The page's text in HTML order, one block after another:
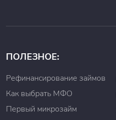
ПОЛЕЗНОЕ:
Рефинансирование займов
Как выбрать МФО
Первый микрозайм